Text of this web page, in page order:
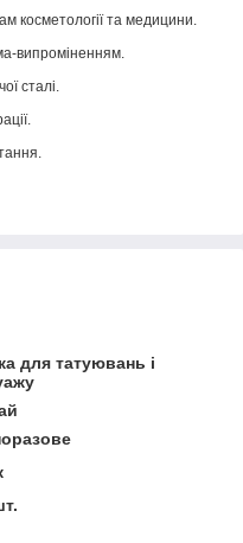
косметології та медицини.
випроміненням.
сталі.
для татуювань і